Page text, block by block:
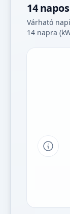
14
Várható
14 napra
Tipp